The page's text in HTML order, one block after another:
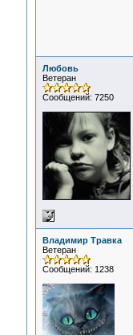
Любовь
Ветеран
Сообщений: 7250
Владимир Травка
Ветеран
Сообщений: 1238